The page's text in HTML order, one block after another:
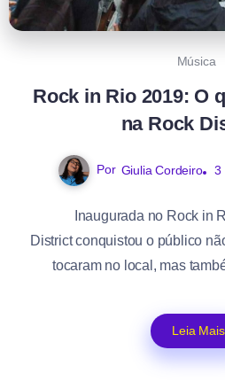
Música
Rock in Rio 2019: O
na Rock
Por Giulia Cordeiro 3
Inaugurada no Rock in
District conquistou o público
tocaram no local, mas
Leia Mais